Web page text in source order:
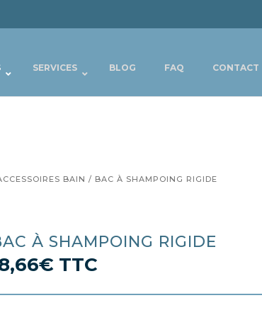
SERVICES BLOG FAQ CONTACT
BAIN / BAC À SHAMPOING RIGIDE
À SHAMPOING RIGIDE
€ TTC